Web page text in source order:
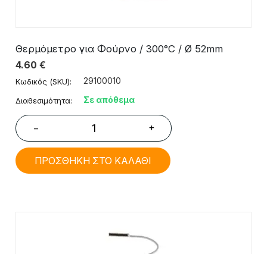
Θερμόμετρο για Φούρνο / 300°C / Ø 52mm
4.60 €
Κωδικός (SKU): 29100010
Διαθεσιμότητα: Σε απόθεμα
− +
ΠΡΟΣΘΗΚΗ ΣΤΟ ΚΑΛΑΘΙ